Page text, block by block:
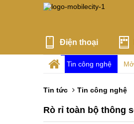
Điện thoại
Tin công nghệ
Tin tức Tin công nghệ
Rò rỉ toàn bộ thông